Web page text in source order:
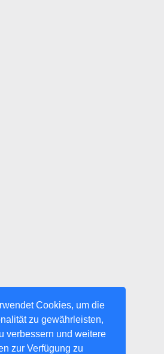
Cookies, um die
zu gewährleisten,
verbessern und weitere
zur Verfügung zu